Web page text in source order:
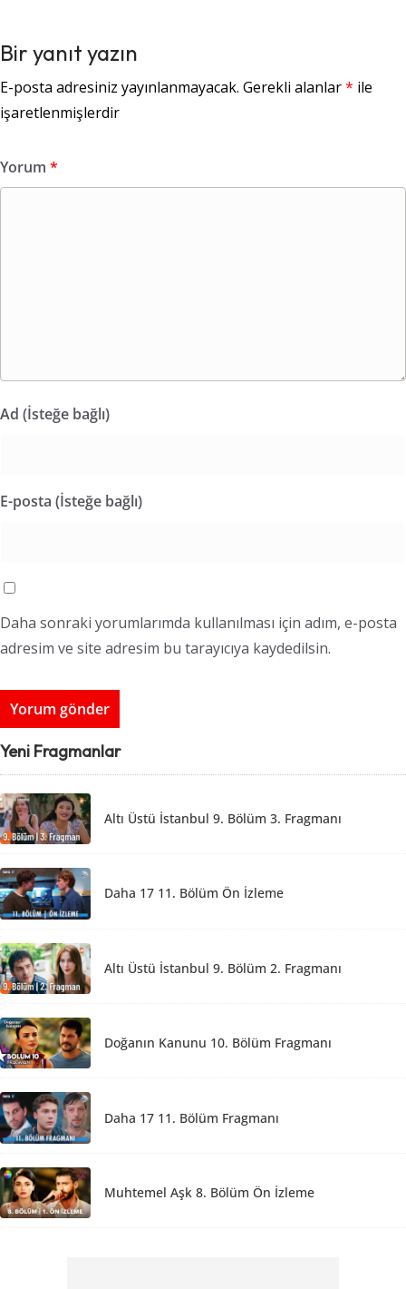
Bir yanıt yazın
E-posta adresiniz yayınlanmayacak. Gerekli alanlar* ile
işaretlenmişlerdir
Yorum *
Ad (İsteğe bağlı)
E-posta (İsteğe bağlı)
Daha sonraki yorumlarımda kullanılması için adım, e-posta
adresim ve site adresim bu tarayıcıya kaydedilsin.
Yeni Fragmanlar
Altı Üstü İstanbul 9. Bölüm 3. Fragmanı
Daha 17 11. Bölüm Ön İzleme
Altı Üstü İstanbul 9. Bölüm 2. Fragmanı
Doğanın Kanunu 10. Bölüm Fragmanı
Daha 17 11. Bölüm Fragmanı
Muhtemel Aşk 8. Bölüm Ön İzleme